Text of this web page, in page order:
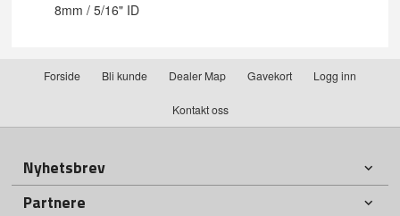
8mm / 5/16" ID
Forside Bli kunde Dealer Map Gavekort Logg inn
Kontakt oss
Nyhetsbrev
Partnere